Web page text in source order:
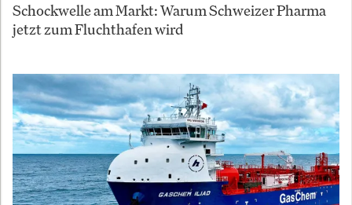
Schockwelle am Markt: Warum Schweizer Pharma
jetzt zum Fluchthafen wird